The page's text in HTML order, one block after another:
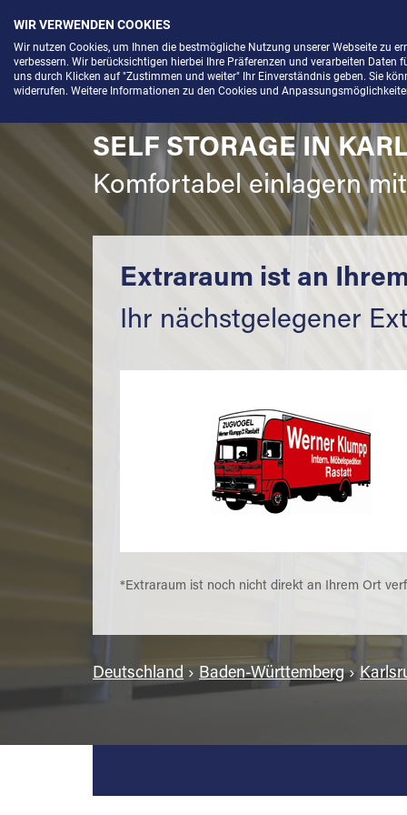
Menü
SELF STORAGE IN
Komfortabel einlagern
Extraraum ist an
Ihr nächstgelegener
*Extraraum ist noch nicht direkt an Ihrem Ort
Deutschland › Baden-Württemberg›
WIR VERWENDEN COOKIES
Wir nutzen Cookies, um Ihnen die bestmögliche Nutzung unserer Webseite zu
verbessern. Wir berücksichtigen hierbei Ihre Präferenzen und verarbeiten
uns durch Klicken auf "Zustimmen und weiter" Ihr Einverständnis geben. Sie
widerrufen. Weitere Informationen zu den Cookies und